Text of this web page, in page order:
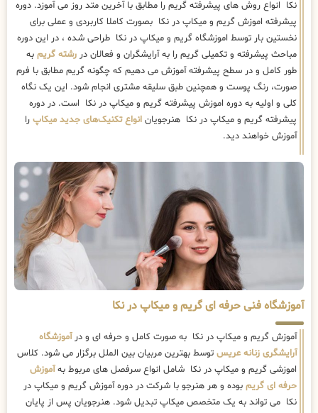
نکا انواع روش های پیشرفته گریم را مطابق با آخرین متد روز می آموزد. دوره
پیشرفته اموزش گریم و میکاپ در نکا بصورت کاملا کاربردی و عملی برای
نخستین بار توسط اموزشگاه گریم و میکاپ در نکا طراحی شده ، در این دوره
مباحث پیشرفته و تکمیلی گریم را به آرایشگران و فعالان در رشته گریم به
طور کامل و در سطح پیشرفته آموزش می دهیم که چگونه گریم مطابق با فرم
صورت، رنگ پوست و همچنین طبق سلیقه مشتری انجام شود. این یک نگاه
کلی و اولیه به دوره اموزش پیشرفته گریم و میکاپ در نکا است. در دوره
پیشرفته گریم و میکاپ در نکا هنرجویان انواع تکنیک‌های جدید میکاپ را
آموزش خواهند دید.
آموزشگاه فنی حرفه ای گریم و میکاپ در نکا
آموزش گریم و میکاپ در نکا به صورت کامل و حرفه ای و درآموزشگاه
آرایشگری زنانه عریس توسط بهترین مربیان بین الملل برگزار می شود. کلاس
اموزشی گریم و میکاپ در نکا شامل انواع سرفصل های مربوط بهآموزش
حرفه ای گریم بوده و هر هنرجو با شرکت در دوره آموزش گریم و میکاپ در
نکا می تواند به یک متخصص میکاپ تبدیل شود. هنرجویان پس از پایان